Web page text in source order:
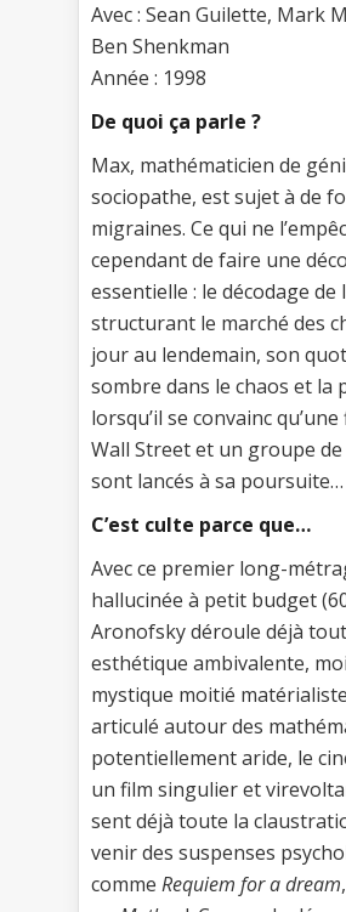
Avec : Sean Guilette, Mark
Ben Shenkman
Année : 1998
De quoi ça parle ?
Max, mathématicien de
sociopathe, est sujet à de
migraines. Ce qui ne
cependant de faire une
essentielle : le décodage
structurant le marché des
jour au lendemain, son
sombre dans le chaos et la
lorsqu’il se convainc
Wall Street et un groupe de
sont lancés à sa poursuite…
C’est culte parce que…
Avec ce premier long-
hallucinée à petit budget
Aronofsky déroule déjà
esthétique ambivalente,
mystique moitié
articulé autour des
potentiellement aride, le
un film singulier et
sent déjà toute la
venir des suspenses
comme Requiem for a dream,